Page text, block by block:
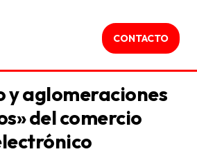
CONTACTO
y aglomeraciones
del comercio